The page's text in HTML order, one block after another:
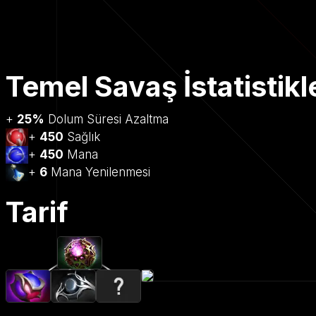
Temel Savaş
+ 25% Dolum Süresi Azaltma
+ 450 Sağlık
+ 450 Mana
+ 6 Mana Yenilenmesi
Tarif